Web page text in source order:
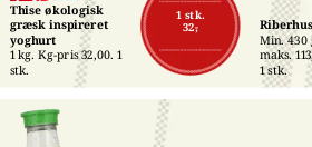
1 stk.
32,-
Thise økologisk
græsk inspireret
yoghurt
1 kg. Kg-pris 32,00. 1
stk.
Min. 430
maks.
1 stk.